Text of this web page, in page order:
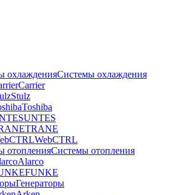
Системы охлаждения
Carrier
Stulz
Toshiba
UNTES
TRANE
WebCTRL
Системы отопления
Alarco
FUNKE
Генераторы